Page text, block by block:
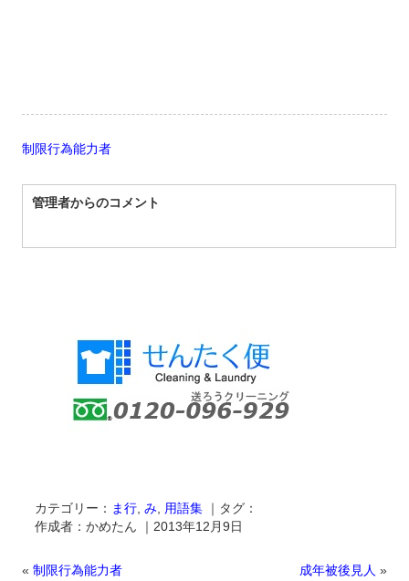
制限行為能力者
管理者からのコメント
カテゴリー： ま行, み, 用語集｜タグ：
作成者：かめたん ｜2013年12月9日
« 制限行為能力者 成年被後見人 »